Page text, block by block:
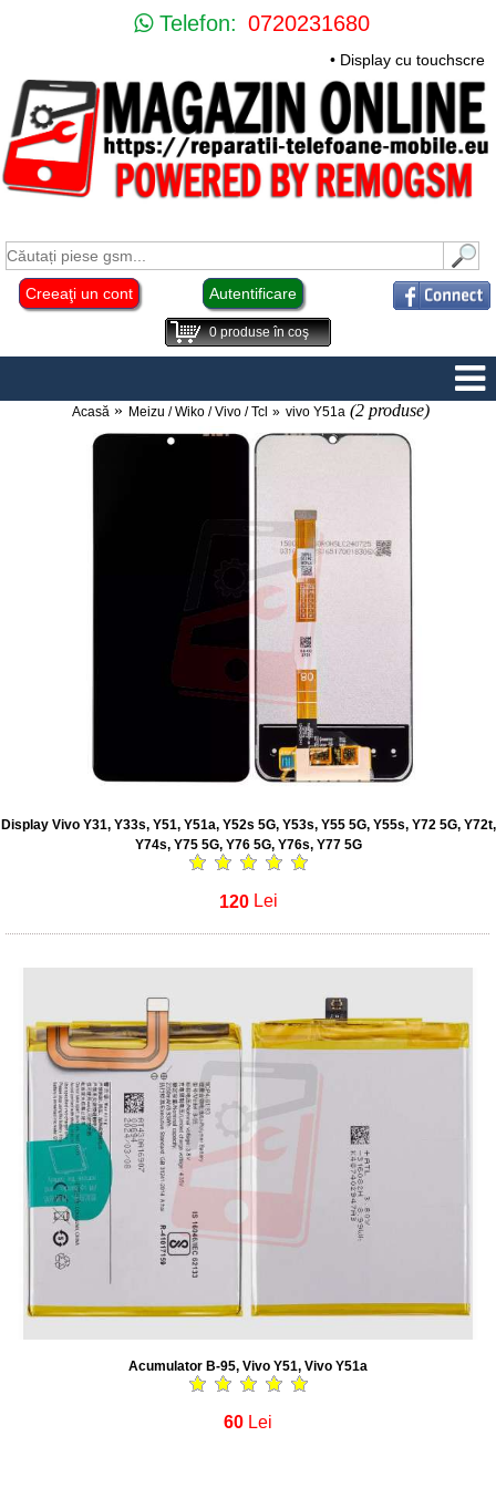
Telefon: 0720231680
• Display cu
Creeaţi un cont Autentificare
0produse în coş
Acasă Meizu / Wiko / Vivo / Tcl vivo Y51a (2 produse)
Display Vivo Y31, Y33s, Y51, Y51a, Y52s 5G, Y53s, Y55 5G, Y55s, Y72 5G, Y72t,
Y74s, Y75 5G, Y76 5G, Y76s, Y77 5G
120 Lei
Acumulator B-95, Vivo Y51, Vivo Y51a
60 Lei